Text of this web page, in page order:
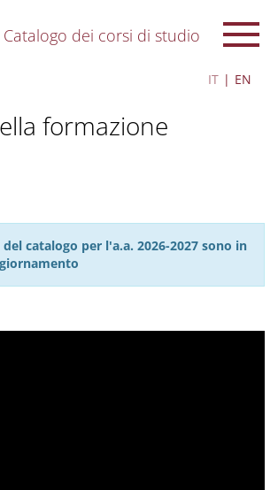
Catalogo dei corsi di studio
IT EN
formazione
catalogo per l'a.a. 2026-2027 sono in